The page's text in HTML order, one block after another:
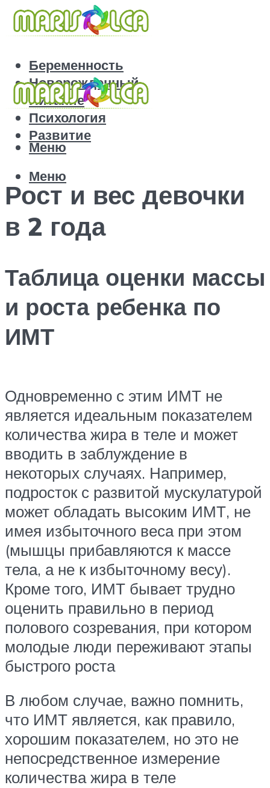
Беременность
Новорожденный
Питание
Психология
Развитие
Меню
Меню
Рост и вес девочки
в 2 года
Таблица оценки массы
и роста ребенка по
ИМТ
Одновременно с этим ИМТ не
является идеальным показателем
количества жира в теле и может
вводить в заблуждение в
некоторых случаях. Например,
подросток с развитой мускулатурой
может обладать высоким ИМТ, не
имея избыточного веса при этом
(мышцы прибавляются к массе
тела, а не к избыточному весу).
Кроме того, ИМТ бывает трудно
оценить правильно в период
полового созревания, при котором
молодые люди переживают этапы
быстрого роста
В любом случае, важно помнить,
что ИМТ является, как правило,
хорошим показателем, но это не
непосредственное измерение
количества жира в теле